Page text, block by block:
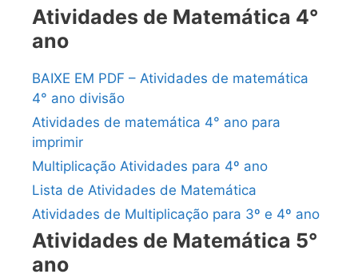
Atividades de Matemática 4°
ano
BAIXE EM PDF – Atividades de matemática
4° ano divisão
Atividades de matemática 4° ano para
imprimir
Multiplicação Atividades para 4º ano
Lista de Atividades de Matemática
Atividades de Multiplicação para 3º e 4º ano
Atividades de Matemática 5°
ano